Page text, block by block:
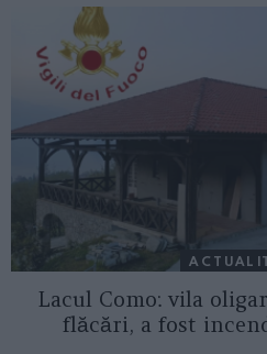
Lacul Como: vila
flăcări, a fost